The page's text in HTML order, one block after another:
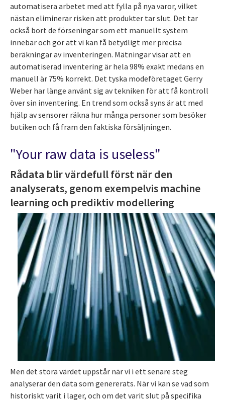
automatisera arbetet med att fylla på nya varor, vilket
nästan eliminerar risken att produkter tar slut. Det tar
också bort de förseningar som ett manuellt system
innebär och gör att vi kan få betydligt mer precisa
beräkningar av inventeringen. Mätningar visar att en
automatiserad inventering är hela 98% exakt medans en
manuell är 75% korrekt. Det tyska modeföretaget Gerry
Weber har länge använt sig av tekniken för att få kontroll
över sin inventering. En trend som också syns är att med
hjälp av sensorer räkna hur många personer som besöker
butiken och få fram den faktiska försäljningen.
"Your raw data is useless"
Rådata blir värdefull först när den
analyserats, genom exempelvis machine
learning och prediktiv modellering
Men det stora värdet uppstår när vi i ett senare steg
analyserar den data som genererats. När vi kan se vad som
historiskt varit i lager, och om det varit slut på specifika